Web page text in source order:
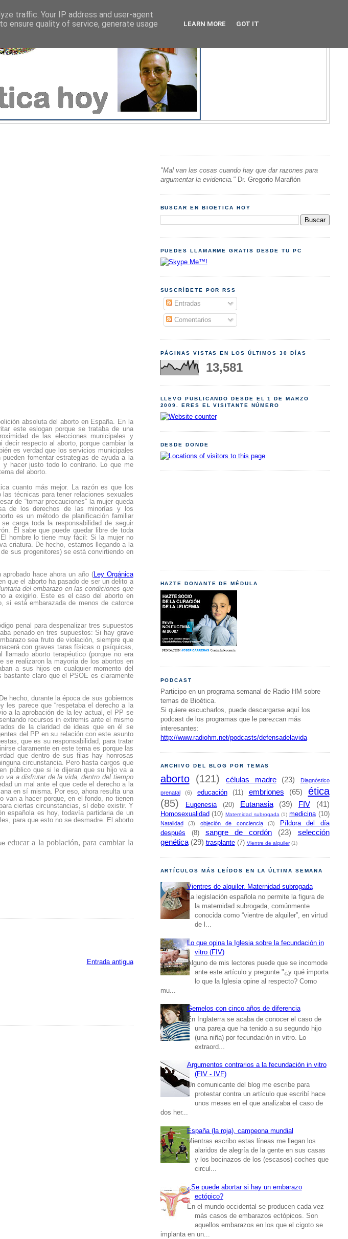
absoluta del aborto en España. En la
este eslogan porque se trataba de una
de las elecciones municipales y
respecto al aborto, porque cambiar la
es verdad que los servicios municipales
fomentar estrategias de ayuda a la
y hacer justo todo lo contrario. Lo que me
del aborto.
cuanto más mejor. La razón es que los
técnicas para tener relaciones sexuales
de “tomar precauciones” la mujer queda
de los derechos de las minorías y los
es un método de planificación familiar
carga toda la responsabilidad de seguir
Él sabe que puede quedar libre de toda
hombre lo tiene muy fácil: Si la mujer no
criatura. De hecho, estamos llegando a la
sus progenitores) se está convirtiendo en
hace ahora un año (Ley Orgánica
que el aborto ha pasado de ser un delito a
del embarazo en las condiciones que
a exigirlo. Este es el caso del aborto en
si está embarazada de menos de catorce
penal para despenalizar tres supuestos
penado en tres supuestos: Si hay grave
sea fruto de violación, siempre que
con graves taras físicas o psíquicas,
aborto terapéutico (porque no era
se realizaron la mayoría de los abortos en
a sus hijos en cualquier momento del
bastante claro que el PSOE es claramente
hecho, durante la época de sus gobiernos
les parece que “respetaba el derecho a la
a la aprobación de la ley actual, el PP se
recursos in extremis ante el mismo
de la claridad de ideas que en él se
del PP en su relación con este asunto
que es su responsabilidad, para tratar
claramente en este tema es porque las
que dentro de sus filas hay honrosas
circunstancia. Pero hasta cargos que
público que si le dijeran que su hijo va a
va a disfrutar de la vida, dentro del tiempo
un mal ante el que cede el derecho a la
en sí misma. Por eso, ahora resulta una
van a hacer porque, en el fondo, no tienen
ciertas circunstancias, sí debe existir. Y
española es hoy, todavía partidaria de un
para que esto no se desmadre. El aborto
educar a la población, para cambiar la
Entrada antigua
"Mal van las cosas cuando hay que dar razones para
argumentar la evidencia." Dr. Gregorio Marañón
BUSCAR EN BIOETICA HOY
PUEDES LLAMARME GRATIS DESDE TU PC
SUSCRÍBETE POR RSS
Entradas
Comentarios
PÁGINAS VISTAS EN LOS ÚLTIMOS 30 DÍAS
13,581
LLEVO PUBLICANDO DESDE EL 1 DE MARZO
2009. ERES EL VISITANTE NÚMERO
DESDE DONDE
HAZTE DONANTE DE MÉDULA
PODCAST
Participo en un programa semanal de Radio HM sobre
temas de Bioética.
Si quiere escucharlos, puede descargarse aquí los
podcast de los programas que le parezcan más
interesantes:
http://www.radiohm.net/podcasts/defensadelavida
ARCHIVO DEL BLOG POR TEMAS
aborto (121) células madre (23)
Diagnóstico
prenatal
(6) educación (11) embriones (65)
ética
(85)
Eugenesia (20) Eutanasia (39) FIV (41)
Homosexualidad (10) Maternidad subrogada (1) medicina (10)
Natalidad (3) objeción de conciencia (3)
Píldora del día
después
(8) sangre de cordón (23)
selección
genética (29) trasplante (7) Vientre de alquiler (1)
ARTÍCULOS MÁS LEÍDOS EN LA ÚLTIMA SEMANA
Vientres de alquiler. Maternidad subrogada
La legislación española no permite la figura de
la maternidad subrogada, comúnmente
conocida como “vientre de alquiler”, en virtud
de l...
Lo que opina la Iglesia sobre la fecundación in
vitro (FIV)
Alguno de mis lectores puede que se incomode
ante este artículo y pregunte "¿y qué importa
lo que la Iglesia opine al respecto? Como
mu...
Gemelos con cinco años de diferencia
En Inglaterra se acaba de conocer el caso de
una pareja que ha tenido a su segundo hijo
(una niña) por fecundación in vitro. Lo
extraord...
Argumentos contrarios a la fecundación in vitro
(FIV - IVF)
Un comunicante del blog me escribe para
protestar contra un artículo que escribí hace
unos meses en el que analizaba el caso de
dos her...
España (la roja), campeona mundial
Mientras escribo estas líneas me llegan los
alaridos de alegría de la gente en sus casas
y los bocinazos de los (escasos) coches que
circul...
¿Se puede abortar si hay un embarazo
ectópico?
En el mundo occidental se producen cada vez
más casos de embarazos ectópicos. Son
aquellos embarazos en los que el cigoto se
implanta en un...
traffic. Your IP address and user-agent
ensure quality of service, generate usage
LEARN MORE GOT IT